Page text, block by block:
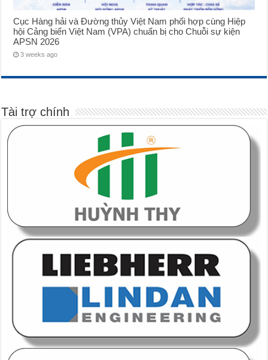
Cục Hàng hải và Đường thủy Việt Nam phối hợp cùng Hiệp
hội Cảng biển Việt Nam (VPA) chuẩn bị cho Chuỗi sự kiện
APSN 2026
3 weeks ago
Tài trợ chính